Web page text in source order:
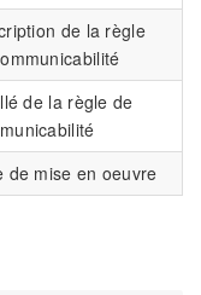
de la règle
de la règle de
de mise en oeuvre